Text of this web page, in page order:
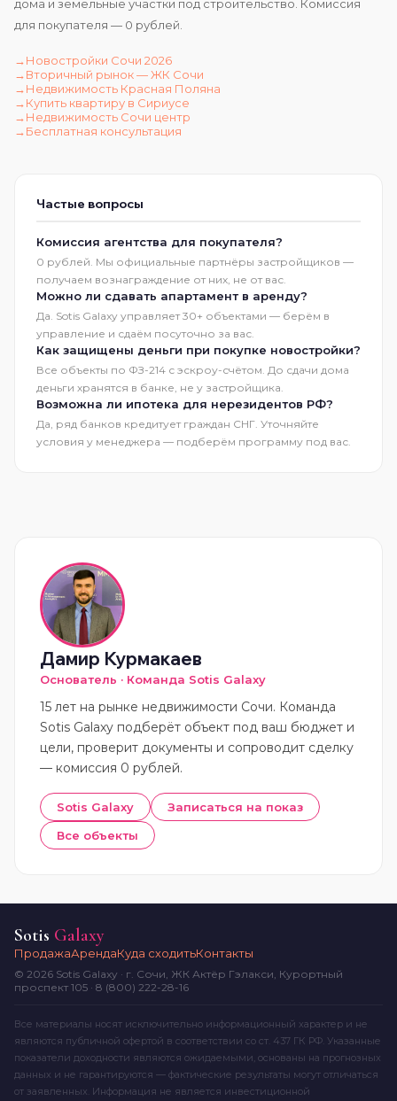
дома и земельные участки под строительство. Комиссия
для покупателя — 0 рублей.
Новостройки Сочи 2026
Вторичный рынок — ЖК Сочи
Недвижимость Красная Поляна
Купить квартиру в Сириусе
Недвижимость Сочи центр
Бесплатная консультация
Частые вопросы
Комиссия агентства для покупателя?
0 рублей. Мы официальные партнёры застройщиков —
получаем вознаграждение от них, не от вас.
Можно ли сдавать апартамент в аренду?
Да. Sotis Galaxy управляет 30+ объектами — берём в
управление и сдаём посуточно за вас.
Как защищены деньги при покупке новостройки?
Все объекты по ФЗ-214 с эскроу-счётом. До сдачи дома
деньги хранятся в банке, не у застройщика.
Возможна ли ипотека для нерезидентов РФ?
Да, ряд банков кредитует граждан СНГ. Уточняйте
условия у менеджера — подберём программу под вас.
Дамир Курмакаев
Основатель · Команда Sotis Galaxy
15 лет на рынке недвижимости Сочи. Команда
Sotis Galaxy подберёт объект под ваш бюджет и
цели, проверит документы и сопроводит сделку
— комиссия 0 рублей.
Sotis Galaxy
Записаться на показ
Все объекты
Sotis Galaxy
ПродажаАрендаКуда сходитьКонтакты
© 2026 Sotis Galaxy · г. Сочи, ЖК Актёр Гэлакси, Курортный
проспект 105 · 8 (800) 222-28-16
Все материалы носят исключительно информационный характер и не
являются публичной офертой в соответствии со ст. 437 ГК РФ. Указанные
показатели доходности являются ожидаемыми, основаны на прогнозных
данных и не гарантируются — фактические результаты могут отличаться
от заявленных. Информация не является инвестиционной